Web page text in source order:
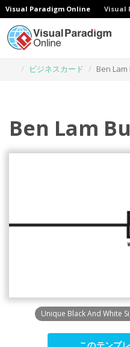
Visual Paradigm Online Visual
ビジネスカード
Ben
Ben Lam
Unique Black And White